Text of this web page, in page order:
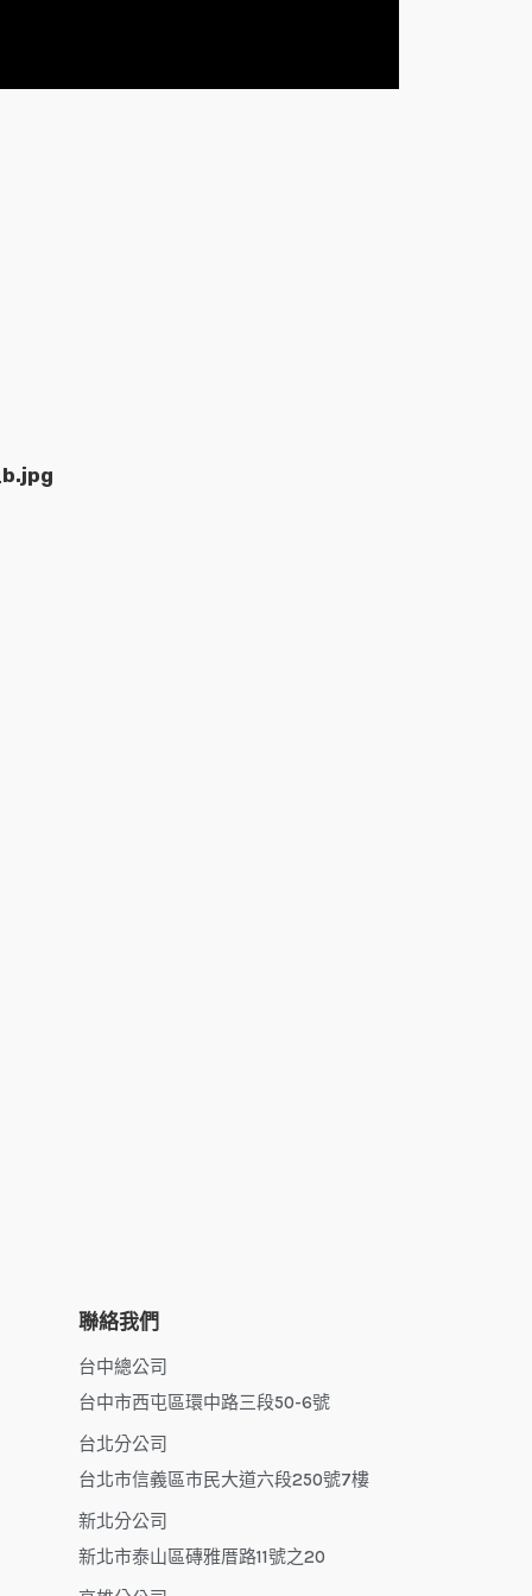
聯絡我們
台中總公司
台中市西屯區環中路三段50-6號
台北分公司
台北市信義區市民大道六段250號7樓
新北分公司
新北市泰山區磚雅厝路11號之20